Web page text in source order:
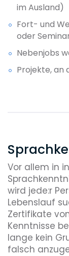
im Ausland)
Fort- und
oder
Nebenjobs
Projekte, an
Vor allem in
wird jede:r
Lebenslauf
Zertifikate
Kenntnisse
lange kein
falsch